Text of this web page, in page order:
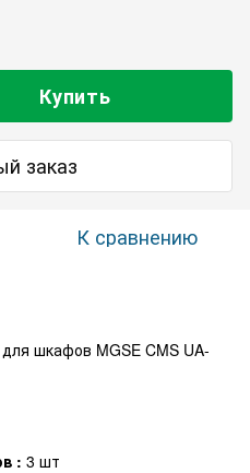
Купить
заказ
К сравнению
шкафов MGSE CMS UA-
: 3 шт